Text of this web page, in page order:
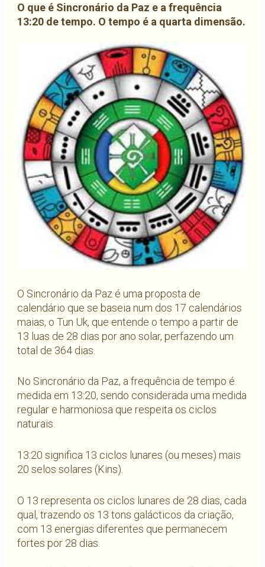
O que é Sincronário da Paz e a frequência
13:20 de tempo. O tempo é a quarta dimensão.
O Sincronário da Paz é uma proposta de
calendário que se baseia num dos 17 calendários
maias, o Tun Uk, que entende o tempo a partir de
13 luas de 28 dias por ano solar, perfazendo um
total de 364 dias.
No Sincronário da Paz, a frequência de tempo é
medida em 13:20, sendo considerada uma medida
regular e harmoniosa que respeita os ciclos
naturais.
13:20 significa 13 ciclos lunares (ou meses) mais
20 selos solares (Kins).
O 13 representa os ciclos lunares de 28 dias, cada
qual, trazendo os 13 tons galácticos da criação,
com 13 energias diferentes que permanecem
fortes por 28 dias.